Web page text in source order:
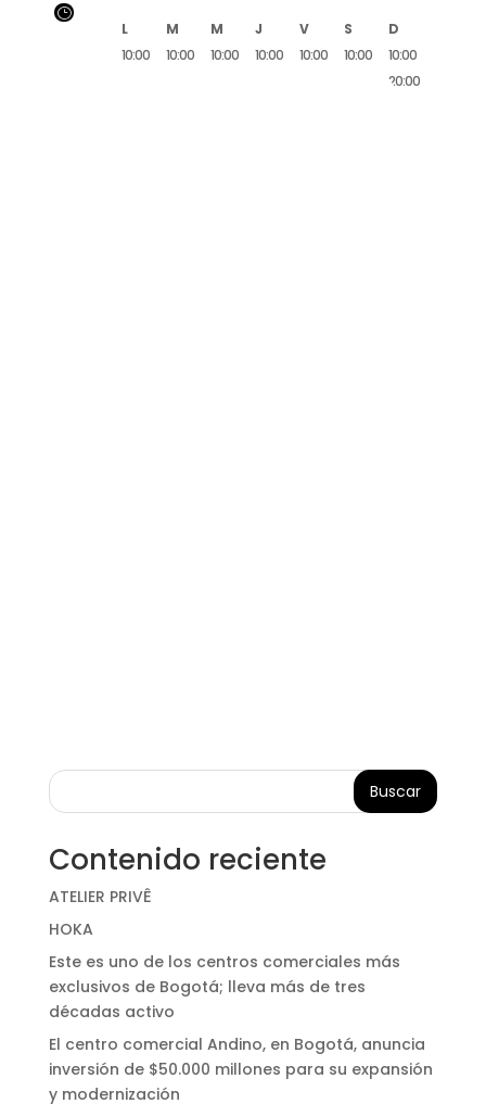
L M M J V S
D
10:00
10:00
10:00
10:00
10:00
10:00
10:00
20:00
}
Buscar
Contenido reciente
ATELIER PRIVÊ
HOKA
Este es uno de los centros comerciales más
exclusivos de Bogotá; lleva más de tres
décadas activo
El centro comercial Andino, en Bogotá, anuncia
inversión de $50.000 millones para su expansión
y modernización